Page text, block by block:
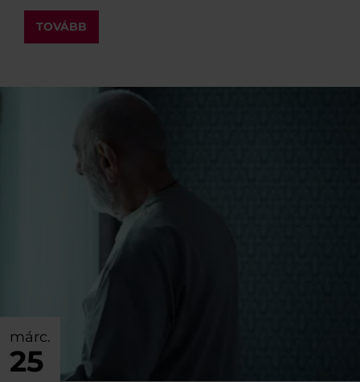
TOVÁBB
márc.
25